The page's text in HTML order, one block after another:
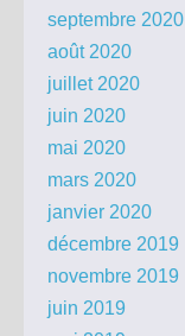
septembre 2020
août 2020
juillet 2020
juin 2020
mai 2020
mars 2020
janvier 2020
décembre 2019
novembre 2019
juin 2019